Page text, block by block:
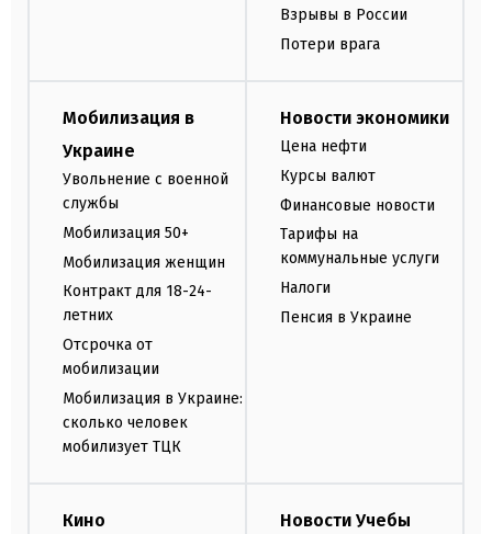
Взрывы в России
Потери врага
Мобилизация в
Украине
Увольнение с военной
службы
Мобилизация 50+
Мобилизация женщин
Контракт для 18-24-
летних
Отсрочка от
мобилизации
Мобилизация в Украине:
сколько человек
мобилизует ТЦК
Новости экономики
Цена нефти
Курсы валют
Финансовые новости
Тарифы на
коммунальные услуги
Налоги
Пенсия в Украине
Кино Новости Учебы